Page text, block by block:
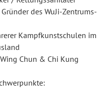
des WuJi-Zentrums-
Kampfkunstschulen im
Chun & Chi Kung